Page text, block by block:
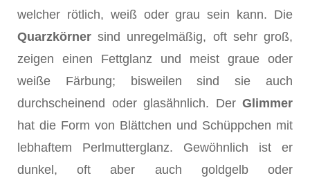
welcher rötlich, weiß oder grau sein kann. Die
Quarzkörner sind unregelmäßig, oft sehr groß,
zeigen einen Fettglanz und meist graue oder
weiße Färbung; bisweilen sind sie auch
durchscheinend oder glasähnlich. Der Glimmer
hat die Form von Blättchen und Schüppchen mit
lebhaftem Perlmutterglanz. Gewöhnlich ist er
dunkel, oft aber auch goldgelb oder